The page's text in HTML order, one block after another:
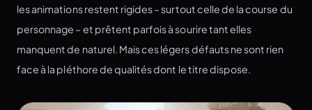
les animations restent rigides – surtout celle de la course du
personnage – et prêtent parfois à sourire tant elles
manquent de naturel. Mais ces légers défauts ne sont rien
face à la pléthore de qualités dont le titre dispose.